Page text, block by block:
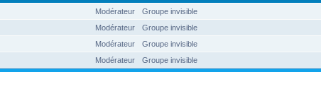
Modérateur Groupe invisible
Modérateur
Groupe invisible
Modérateur
Groupe invisible
Modérateur
Groupe invisible